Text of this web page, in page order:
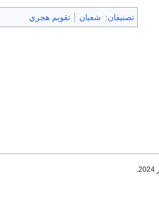
تصنيفان: شعبان تقويم هجري